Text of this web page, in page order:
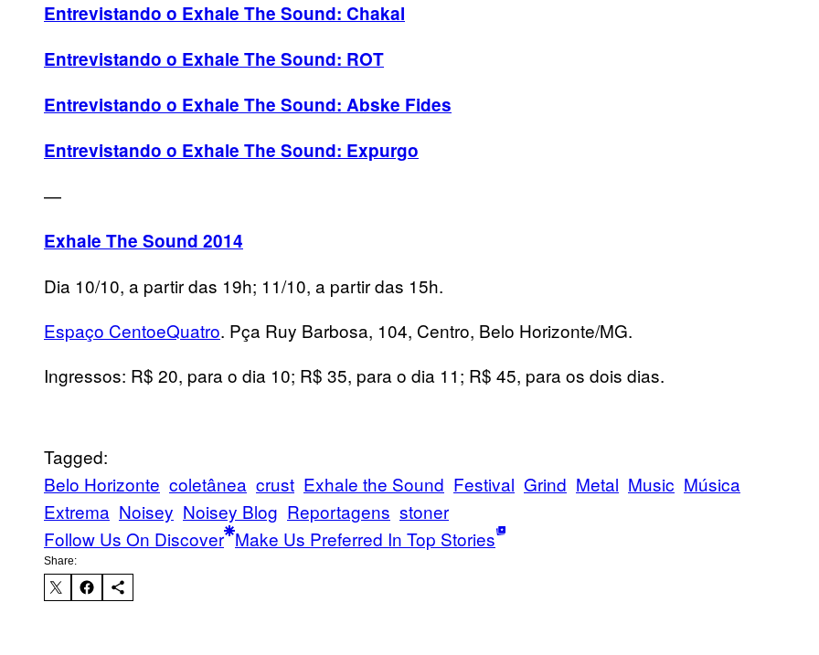
Entrevistando o Exhale The Sound: Chakal
Entrevistando o Exhale The Sound: ROT
Entrevistando o Exhale The Sound: Abske Fides
Entrevistando o Exhale The Sound: Expurgo
—
Exhale The Sound 2014
Dia 10/10, a partir das 19h; 11/10, a partir das 15h.
Espaço CentoeQuatro. Pça Ruy Barbosa, 104, Centro, Belo Horizonte/MG.
Ingressos: R$ 20, para o dia 10; R$ 35, para o dia 11; R$ 45, para os dois dias.
Tagged:
Belo Horizonte coletânea crust Exhale the Sound Festival Grind Metal Music Música
Extrema Noisey Noisey Blog Reportagens stoner
Follow Us On Discover Make Us Preferred In Top Stories
Share: